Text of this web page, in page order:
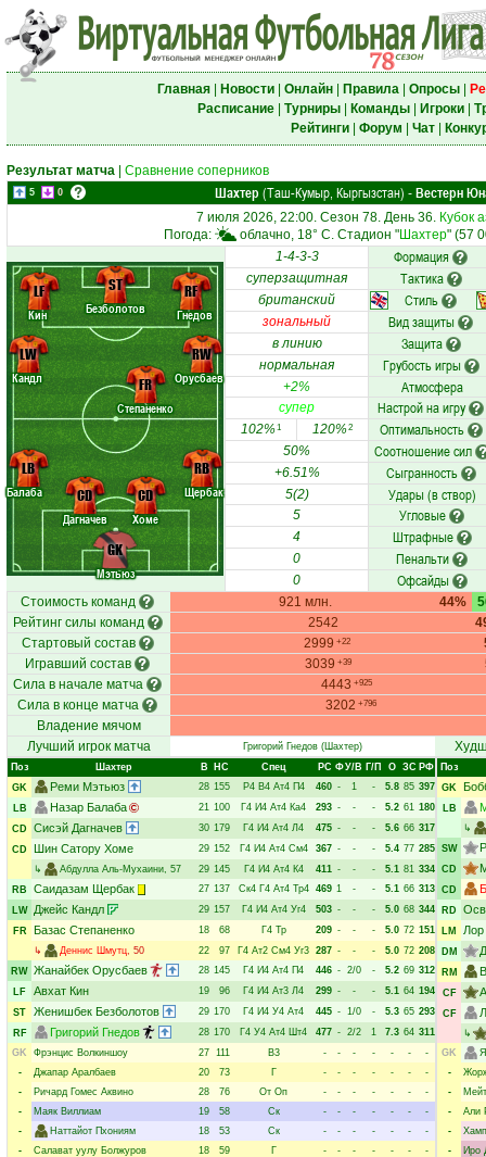
Главная| Новости| Онлайн| Правила| Опросы|
Расписание| Турниры| Команды| Игроки|
Рейтинги| Форум Чат|
Результат матча Сравнение соперников
5 0 Шахтер(Таш-Кумыр, Кыргызстан) - Вестерн
7 июля 2026, 22:00. Сезон 78. День 36. Кубок
Погода:
облачно, 18° C. Стадион "Шахтер" (57
Мэтьюз
Балаба
Дагначев
Хоме
Щербак
Кандл
Степаненко
Орусбаев
Кин Безболотов Гнедов
GK
LB
CD
CD
RB
LW
FR
RW
LF ST RF
1-4-3-3 Формация
суперзащитная Тактика
британский Стиль
зональный Вид защиты
в линию Защита
нормальная Грубость игры
+2% Атмосфера
супер Настрой на игру
102%1 120%2 Оптимальность
50% Соотношение сил
+6.51% Сыгранность
5(2) Удары (в створ)
5 Угловые
4 Штрафные
0 Пенальти
0 Офсайды
Стоимость команд 921 млн. 44%
Рейтинг силы команд
2542
Стартовый состав
2999 +22
Игравший состав
3039 +39
Сила в начале матча
4443 +925
Сила в конце матча 3202 +796
Владение мячом
Лучший игрок матча
Григорий Гнедов (Шахтер)
Поз Шахтер В НC Спец РC ФУ/В Г/П О ЗС РФ
GK
Реми Мэтьюз 28 155 Р4 В4 Ат4 П4 460 - 1 - 5.8 85 397
LB
Назар Балаба 21 100 Г4 И4 Ат4 Ка4 293 - - - 5.2 61 180
CD Сисэй Дагначев 30 179 Г4 И4 Ат4 Л4 475 - - - 5.6 66 317
CD
Шин Сатору Хоме 29 152 Г4 И4 Ат4 См4 367 - - - 5.4 77 285
↳
Абдулла Аль-Мухаини, 57 29 145 Г4 И4 Ат4 К4 411 - - - 5.1 81 334
RB
Саидазам Щербак 27 137 Ск4 Г4 Ат4 Тр4 469 1 - - 5.1 66 313
LW
Джейс Кандл 29 157 Г4 И4 Ат4 Уг4 503 - - - 5.0 68 344
FR
Базас Степаненко 18 68 Г4 Тр 209 - - - 5.0 72 151
↳
Деннис Шмутц, 50 22 97 Г4 Ат2 См4 Уг3 287 - - - 5.0 72 208
RW Жанайбек Орусбаев 28 145 Г4 И4 Ат4 П4 446 - 2/0 - 5.2 69 312
LF
Авхат Кин 19 96 Г4 И4 Ат3 Л4 299 - - - 5.1 64 194
ST
Женишбек Безболотов 29 170 Г4 И4 У4 Ат4 445 - 1/0 - 5.3 65 293
RF
Григорий Гнедов 28 170 Г4 У4 Ат4 Шт4 477 - 2/2 1 7.3 64 311
GK
Фрэнцис Волкиншоу 27 111 В3 - - - - - -
-
-
Джапар Аралбаев 20 73 Г - - - - - -
-
-
Ричард Гомес Аквино 28 76 От Оп - - - - - -
-
-
Маяк Виллиам 19 58 Ск - - - - - -
-
-
Наттайот Пхониям 18 53 Ск - - - - - -
-
-
Салават уулу Болжуров 18 59 Г - - - - - -
-
Поз
GK
LB
↳
SW
CD
CD
RD
LM Лор
DM
RM
CF
CF
↳
GK
-
-
-
Али
-
-
Иро